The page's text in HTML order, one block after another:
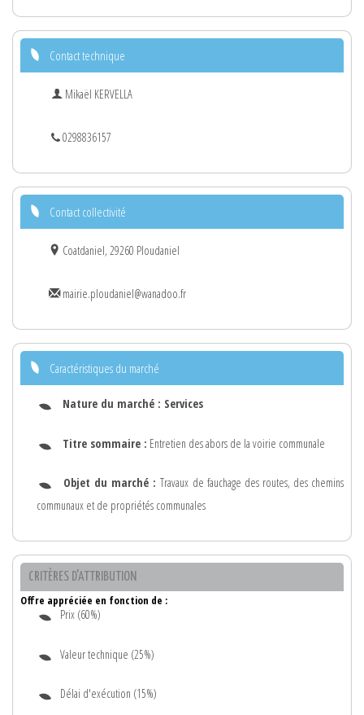
Contact technique
Mikaël KERVELLA
0298836157
Contact collectivité
Coatdaniel, 29260 Ploudaniel
mairie.ploudaniel@wanadoo.fr
Caractéristiques du marché
Nature du marché : Services
Titre sommaire : Entretien des abors de la voirie communale
Objet du marché :Travaux de fauchage des routes, des chemins
communaux et de propriétés communales
CRITÈRES D'ATTRIBUTION
Offre appréciée en fonction de :
Prix (60%)
Valeur technique (25%)
Délai d'exécution (15%)